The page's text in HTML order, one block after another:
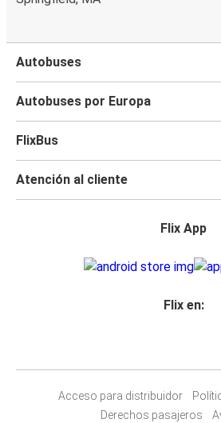
Autobuses
Autobuses por Europa
FlixBus
Atención al cliente
Flix App
Flix en:
Acceso para distribuidor
Derechos pasajeros